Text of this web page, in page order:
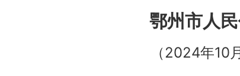
鄂州市人
（2024年10